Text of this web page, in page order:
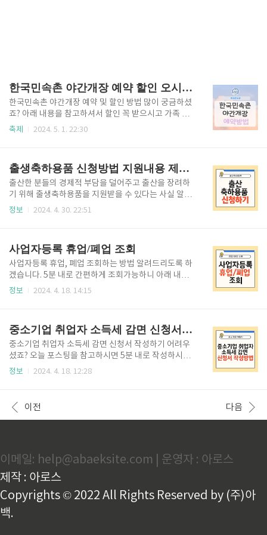
한국민속촌 야간개장 예약 할인 오시는 길
한국민속촌 야간개장 예약 및 할인 방법 많이 궁금하셨
죠? 아래 내용을 참고하셔서 할인 꼭 받으시고 가족 연
인 친구들과 행복한 추억 만드시기 바랍니다. 한국민
바랍니다. ✅ 야간개장 정보∨ 기간 : 2024년 4월 6일 ~
2024년 11월 10일∨ 시간 : 10:00 ~ 22:00∨ 장소 : 경
기도 용인시 기흥구 민속촌로 90 한국민속촌 야간개장
예약 한국민속촌을 관람하시기 위해서는 입장료를 구
매하셔야 합니다. 아래 표를 통해 입장료 금액을 확인하
축제 2024. 5. 1. 22:30
출생축하용품 신청방법 지원내용 제출서류
출산한 분들의 경제적 부담을 덜어주고 출산을 장려하
기 위해 출생축하용품을 지원받을 수 있다는 사실 알고
계셨나요?신청하셔야 받으실 수 있으니 출산한 분들은
릴 테니 지금 바로 신청하시기 바랍니다. 출산축하용품
신청하기👆 온라인 신청이 어려우신 분들은 거주지 관
할 주민센터에 직접 방문하셔서 신청도 가능합니다. 아
래 링크를 통해 거주지 관할 주민센터를 5분 내로 간편
하게 조회 가능하니 정확한 위치를 확인하시고 방문하
아 ✅ 지원내용√ 출산축하용..
정보 2024. 4. 30. 22:51
사업자등록 휴업/폐업 조회
사업자등록 휴업, 폐업 조회하는 방법 알려드리도록 하
겠습니다. 5분 내로 간편하게 조회가능하니 아래 내용
참고해 보시기 바랍니다. 사업자등록 휴업 / 폐업 조회
록번호를 입력해주세요. ✅ 사업자등록상태에서 휴업·
폐업 여부를 손쉽게 확인하실 수 있습니다.
정보 2024. 4. 18. 14:15
중소기업 취업자 소득세 감면 신청서 작성방법
중소기업 취업자 소득세 감면 신청서 작성하기 어려우
셨죠? 오늘 포스팅을 참고하시면 5분 내로 작성하시고
제출까지 가능하오니 지금 바로 작성하셔서 연간 최대
제출해야하며, 만약 기간을 놓치셨다면 연말정산 전까
지 신청하시면 소급적용 받으실 수 있습니다. 연말정산
청 홈텍스에 로그인 하신 후, 소득세 감면 명세서를 조
회한 후 별도로 조회되는 내용이 없다면 신청서를 작성
하셔서 회사로 제출해주시면 됩니다. 만약 조회되는 내
용이 있다면 취업일자만 변경하시면 됩니다...
정보 2024. 4. 18. 12:28
이전 다음
이메일: help@abaeksite.com | 운영자 : 아로스
제작 : 아로스
Copyrights © 2022 All Rights Reserved by (주)아
백.